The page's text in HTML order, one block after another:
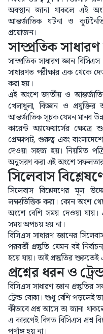
অবস্থান জানা থাকলে এই
আন্তর্জাতিক ঘটনা ও
প্রয়োজন।
সাম্প্রতিক সাধারণ
সাম্প্রতিক সাধারণ জ্ঞান
সাধারণত পরীক্ষার এক থেকে
করা হয়।
এই অংশে জাতীয় ও
খেলাধুলা, বিজ্ঞান ও
আন্তর্জাতিক সূচক যেমন মানব
কারেন্ট অ্যাফেয়ার্সের
প্রেক্ষাপট, গুরুত্ব এবং
দেওয়া সহজ হয়। নিয়মিত
অনুসরণ করা এই অংশে সফলতার
সিলেবাস
সিলেবাস বিশ্লেষণের মূল
লক্ষ্যভিত্তিক করা। কোন অংশ
অংশে বেশি সময় দেওয়া
সময় অপচয় হয় না।
বিসিএস সাধারণ জ্ঞানের
পরবর্তী প্রস্তুতি যেমন বই
হয়ে যায়। তাই প্রস্তুতির শুরুতেই
প্রশ্নের ধরন ও
বিসিএস সাধারণ জ্ঞান প্রস্তুতির
ট্রেন্ড বোঝা। শুধু বেশি পড়লেই
কীভাবে প্রশ্ন আসে তা জানা
এ কারণেই বিগত বিসিএস প্রশ্ন
পূর্ণাঙ্গ হয় না।